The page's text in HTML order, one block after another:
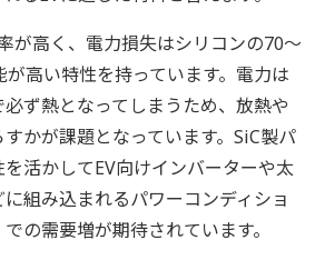
が高く、電力損失はシリコンの70～
高い特性を持っています。電力は
ず熱となってしまうため、放熱や
かが課題となっています。SiC製パ
活かしてEV向けインバーターや太
組み込まれるパワーコンディショ
の需要増が期待されています。